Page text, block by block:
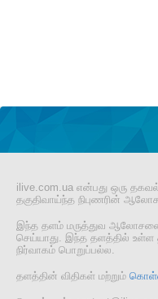
ilive.com.ua என்பது ஒரு
தகுதிவாய்ந்த நிபுணரின்
இந்த தளம் மருத்துவ
செய்யாது. இந்த தளத்தில் உள்ள
நிர்வாகம் பொறுப்பல்ல.
தளத்தின் விதிகள் மற்றும்